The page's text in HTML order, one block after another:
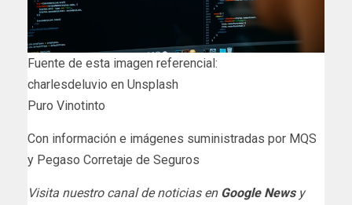
Fuente de esta imagen referencial:
charlesdeluvio en Unsplash
Puro Vinotinto
Con información e imágenes suministradas por MQS
y Pegaso Corretaje de Seguros
Visita nuestro canal de noticias en Google Newsy